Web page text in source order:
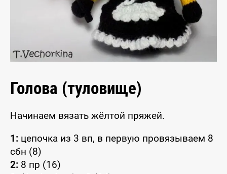
Голова (туловище)
Начинаем вязать жёлтой пряжей.
1: цепочка из 3 вп, в первую провязываем 8
сбн (8)
2: 8 пр (16)